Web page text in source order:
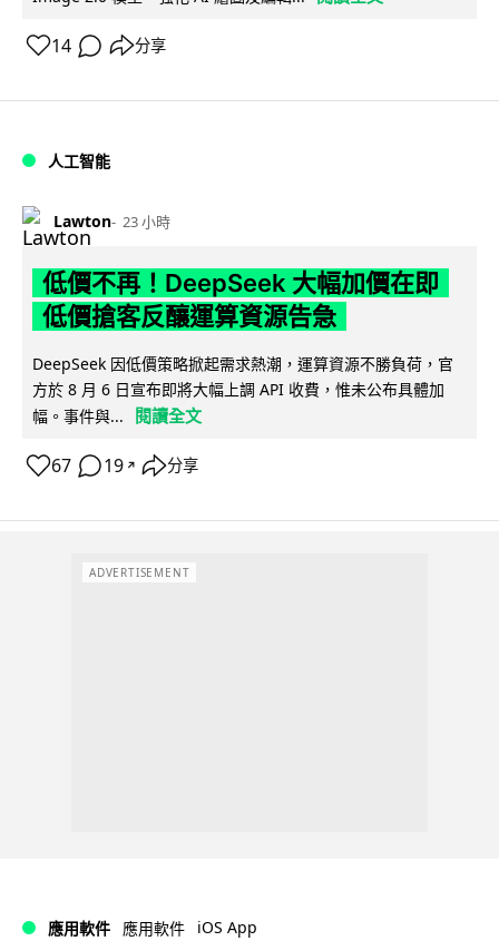
14 分享
人工智能
Lawton 23 小時
低價不再！DeepSeek 大幅加價在即
低價搶客反釀運算資源告急
DeepSeek 因低價策略掀起需求熱潮，運算資源不勝負荷，官
方於 8 月 6 日宣布即將大幅上調 API 收費，惟未公布具體加
幅。事件與...
閱讀全文
67 19 ↗ 分享
ADVERTISEMENT
應用軟件 應用軟件 iOS App